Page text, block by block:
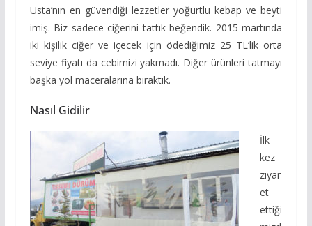
Usta’nın en güvendiği lezzetler yoğurtlu kebap ve beyti
imiş. Biz sadece ciğerini tattık beğendik. 2015 martında
iki kişilik ciğer ve içecek için ödediğimiz 25 TL’lik orta
seviye fiyatı da cebimizi yakmadı. Diğer ürünleri tatmayı
başka yol maceralarına bıraktık.
Nasıl Gidilir
İlk
kez
ziyar
et
ettiği